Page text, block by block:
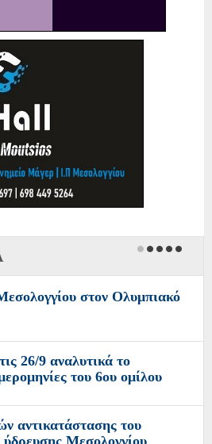
στον Ολυμπιακό
26/9 αναλυτικά το
του 6ου ομίλου
αντικατάστασης του